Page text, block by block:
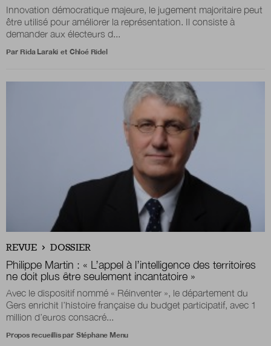
Innovation démocratique majeure, le jugement majoritaire peut
être utilisé pour améliorer la représentation. Il consiste à
demander aux électeurs d...
Par Rida Laraki et Chloé Ridel
REVUE DOSSIER
Philippe Martin : « L’appel à l’intelligence des territoires
ne doit plus être seulement incantatoire »
Avec le dispositif nommé « Réinventer », le département du
Gers enrichit l’histoire française du budget participatif, avec 1
million d’euros consacré...
Propos recueillis par Stéphane Menu